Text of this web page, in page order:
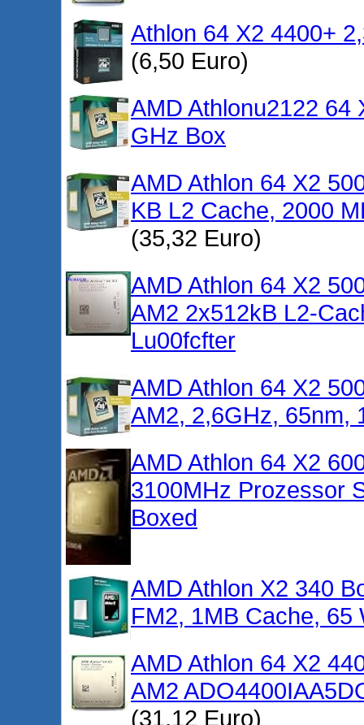
Athlon 64 X2 4400+
(6,50 Euro)
AMD Athlonu2122 64
GHz Box
AMD Athlon 64 X2
KB L2 Cache, 2000
(35,32 Euro)
AMD Athlon 64 X2
AM2 2x512kB L2-
Lu00fcfter
AMD Athlon 64 X2
AM2, 2,6GHz, 65nm,
AMD Athlon 64 X2
3100MHz Prozessor
Boxed
AMD Athlon X2 340
FM2, 1MB Cache, 65
AMD Athlon 64 X2
AM2
(31,12 Euro)